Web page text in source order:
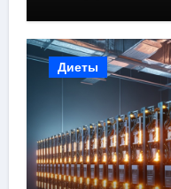
Диеты